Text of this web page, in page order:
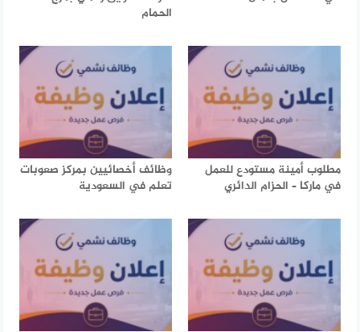
الحمام
مطلوب أمينة مستودع للعمل
في ماركا – الحزام الدائري
وظائف أخصائيين بمركز صعوبات
تعلم في السعودية